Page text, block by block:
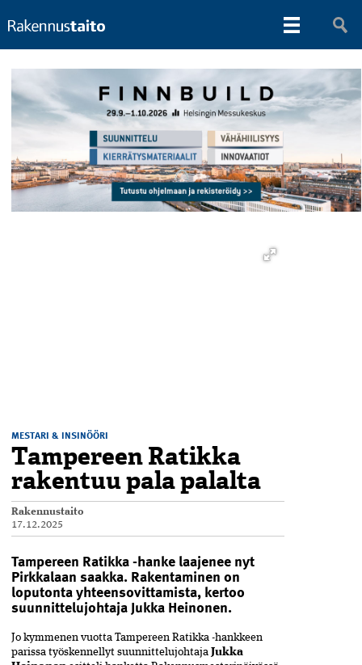
MESTARI & INSINÖÖRI
Tampereen Ratikka
rakentuu pala palalta
Rakennustaito
17.12.2025
Tampereen Ratikka -hanke laajenee nyt
Pirkkalaan saakka. Rakentaminen on
loputonta yhteensovittamista, kertoo
suunnittelujohtaja Jukka Heinonen.
Jo kymmenen vuotta Tampereen Ratikka -hankkeen
parissa työskennellyt suunnittelujohtaja Jukka